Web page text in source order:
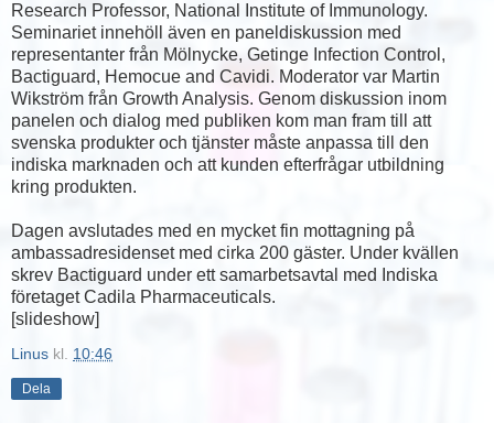
Research Professor, National Institute of Immunology.
Seminariet innehöll även en paneldiskussion med
representanter från Mölnycke, Getinge Infection Control,
Bactiguard, Hemocue and Cavidi. Moderator var Martin
Wikström från Growth Analysis. Genom diskussion inom
panelen och dialog med publiken kom man fram till att
svenska produkter och tjänster måste anpassa till den
indiska marknaden och att kunden efterfrågar utbildning
kring produkten.
Dagen avslutades med en mycket fin mottagning på
ambassadresidenset med cirka 200 gäster. Under kvällen
skrev Bactiguard under ett samarbetsavtal med Indiska
företaget Cadila Pharmaceuticals.
[slideshow]
Linus kl. 10:46
Dela